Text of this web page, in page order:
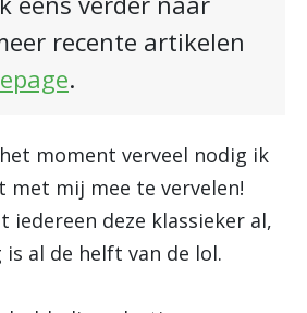
recente artikelen
.
moment verveel nodig ik
met mij mee te vervelen!
iedereen deze klassieker al,
al de helft van de lol.